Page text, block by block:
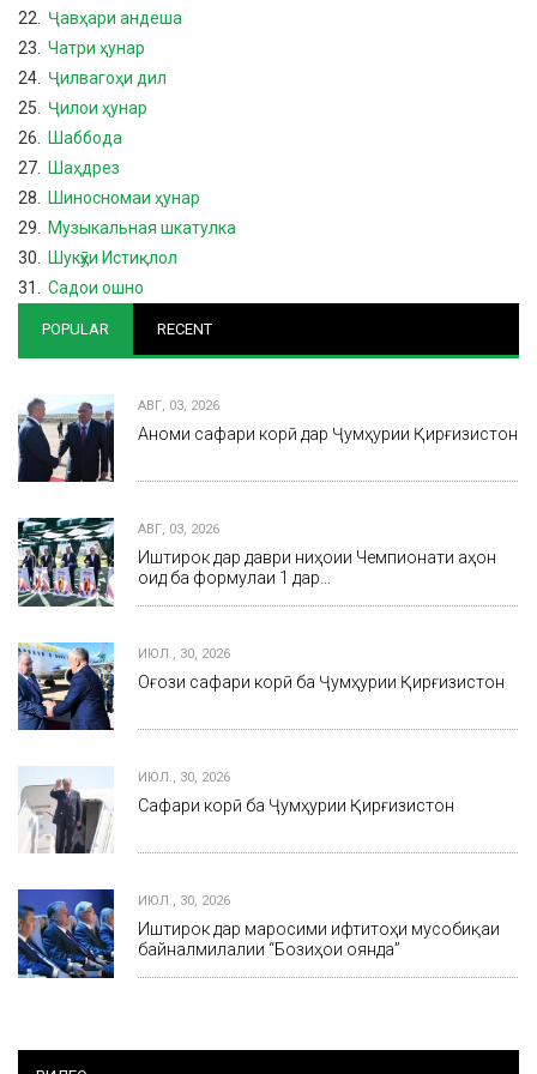
22. Ҷавҳари андеша
23. Чатри ҳунар
24. Ҷилвагоҳи дил
25. Ҷилои ҳунар
26.
Шаббода
27.
Шаҳдрез
28.
Шиносномаи ҳунар
29.
Музыкальная шкатулка
30.
Шукӯҳи Истиқлол
31. Садои ошно
POPULAR RECENT
АВГ, 03, 2026
Анҷоми сафари корӣ дар Ҷумҳурии Қирғизистон
АВГ, 03, 2026
Иштирок дар даври ниҳоии Чемпионати ҷаҳон
оид ба формулаи 1 дар…
ИЮЛ., 30, 2026
Оғози сафари корӣ ба Ҷумҳурии Қирғизистон
ИЮЛ., 30, 2026
Сафари корӣ ба Ҷумҳурии Қирғизистон
ИЮЛ., 30, 2026
Иштирок дар маросими ифтитоҳи мусобиқаи
байналмилалии “Бозиҳои оянда”